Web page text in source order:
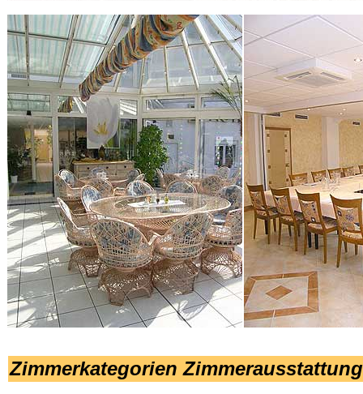
Zimmerkategorien Zimmerausstattung